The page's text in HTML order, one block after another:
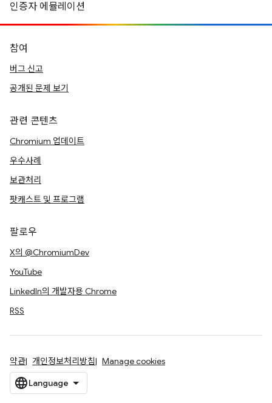
인증자 에뮬레이션
참여
버그 신고
공개된 문제 보기
관련 콘텐츠
Chromium 업데이트
우수사례
보관처리
팟캐스트 및 프로그램
팔로우
X의 @ChromiumDev
YouTube
LinkedIn의 개발자용 Chrome
RSS
약관 개인정보처리방침 Manage cookies